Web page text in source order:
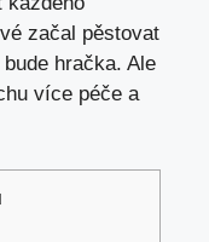
začal pěstovat
hračka. Ale
více péče a